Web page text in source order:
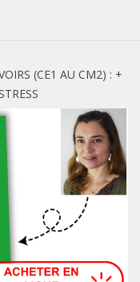
(CE1 AU CM2) : +